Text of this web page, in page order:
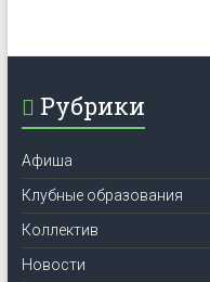
Рубрики
Афиша
Клубные образования
Коллектив
Новости